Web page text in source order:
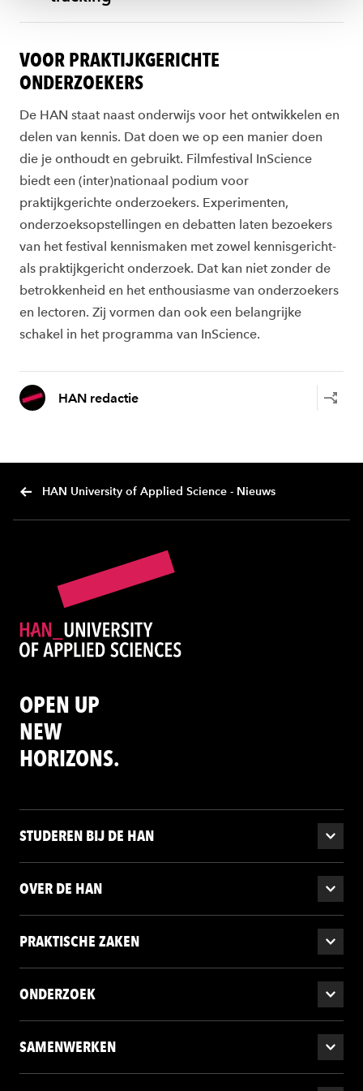
VOOR PRAKTIJKGERICHTE
ONDERZOEKERS
De HAN staat naast onderwijs voor het ontwikkelen en
delen van kennis. Dat doen we op een manier doen
die je onthoudt en gebruikt. Filmfestival InScience
biedt een (inter)nationaal podium voor
praktijkgerichte onderzoekers. Experimenten,
onderzoeksopstellingen en debatten laten bezoekers
van het festival kennismaken met zowel kennisgericht-
als praktijkgericht onderzoek. Dat kan niet zonder de
betrokkenheid en het enthousiasme van onderzoekers
en lectoren. Zij vormen dan ook een belangrijke
schakel in het programma van InScience.
HAN redactie
HAN University of Applied Science - Nieuws
OPEN UP
NEW
HORIZONS.
STUDEREN BIJ DE HAN
OVER DE HAN
PRAKTISCHE ZAKEN
ONDERZOEK
SAMENWERKEN